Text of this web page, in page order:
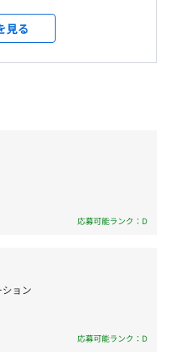
式のミーティングをお
する進捗状況を確認しま
必要かを整理する機会を
促進します。
催しています！
り
金加入・雇用保険・労災
がけています。【新た
続ける】というミッ
し、わたしたちと一
も積極的に採用して
などの知識を学んで
する気持ちを大切に
ースもコミュニケーシ
関わりながら主体的
キルアップを実現でき
指しているため、切
高く、実務にあたる
先端のエンジニアを目
広げていきません
見る
応募可能ランク：D
ョン
応募可能ランク：D